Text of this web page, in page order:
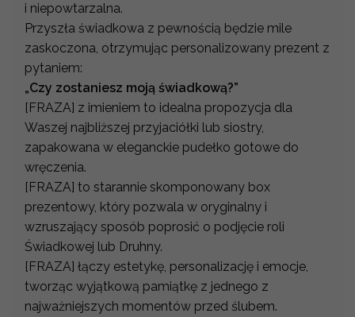
i niepowtarzalna.
Przyszła świadkowa z pewnością będzie mile
zaskoczona, otrzymując personalizowany prezent z
pytaniem:
„Czy zostaniesz moją świadkową?”
[FRAZA] z imieniem to idealna propozycja dla
Waszej najbliższej przyjaciółki lub siostry,
zapakowana w eleganckie pudełko gotowe do
wręczenia.
[FRAZA] to starannie skomponowany box
prezentowy, który pozwala w oryginalny i
wzruszający sposób poprosić o podjęcie roli
Świadkowej lub Druhny.
[FRAZA] łączy estetykę, personalizację i emocje,
tworząc wyjątkową pamiątkę z jednego z
najważniejszych momentów przed ślubem.